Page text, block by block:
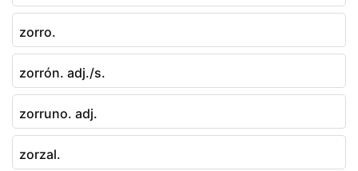
zorro.
zorrón. adj./s.
zorruno. adj.
zorzal.